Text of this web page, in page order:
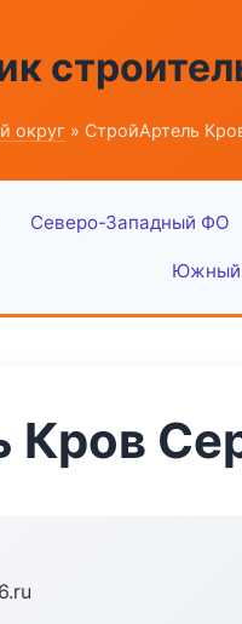
округ » СтройАртель
Северо-Западный ФО
Кров